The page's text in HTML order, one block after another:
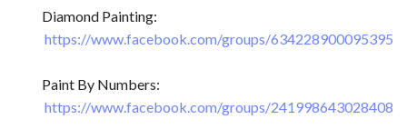
Diamond Painting:
https://www.facebook.com/groups/634228900095395
Paint By Numbers:
https://www.facebook.com/groups/241998643028408